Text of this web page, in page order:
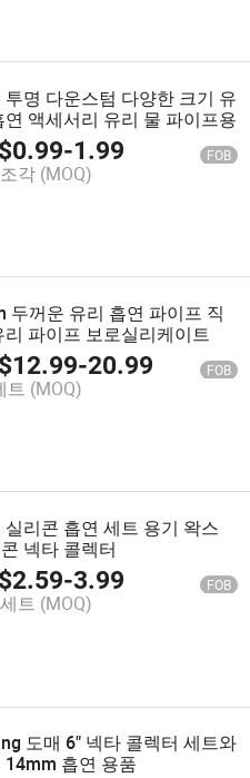
투명 다운스텀 다양한 크기 유
연 액세서리 유리 물 파이프용
0.99-1.99 FOB
각 (MOQ)
두꺼운 유리 흡연 파이프 직
리 파이프 보로실리케이트
12.99-20.99 FOB
트 (MOQ)
실리콘 흡연 세트 용기 왁스
넥타 콜렉터
2.59-3.99 FOB
트 (MOQ)
도매 6" 넥타 콜렉터 세트와
14mm 흡연 용품